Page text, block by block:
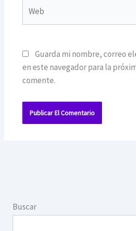
Guarda mi nombre, correo
en este navegador para la
comente.
Buscar